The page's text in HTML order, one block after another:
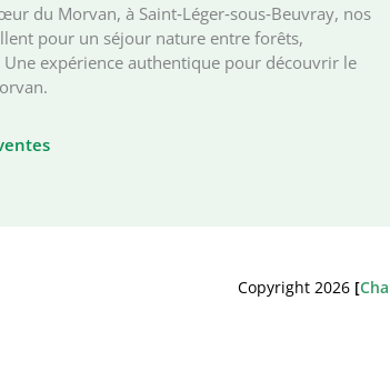
du Morvan, à Saint‑Léger‑sous‑Beuvray, nos
pour un séjour nature entre forêts,
expérience authentique pour découvrir le
Copyright 2026 [